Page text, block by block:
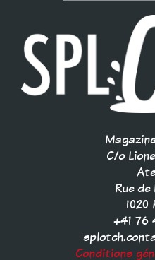
C/o
Rue
1020
+41 76
Conditions